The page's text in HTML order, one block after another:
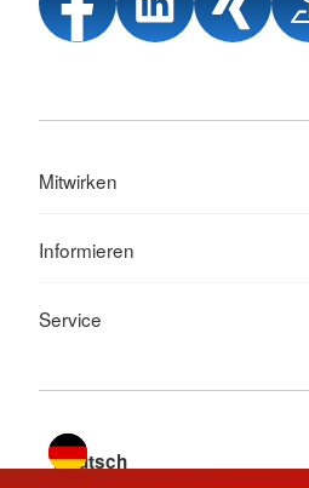
Mitwirken
Informieren
Service
Sprache wechseln zu